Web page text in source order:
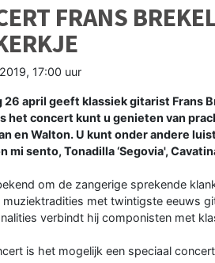
FRANS
17:00 uur
26 april geeft klassiek gitarist Frans
het concert kunt u genieten van
en Walton. U kunt onder andere
mi sento, Tonadilla ‘Segovia',
om de zangerige sprekende
met twintigste eeuws
verbindt hij componisten met
is het mogelijk een speciaal